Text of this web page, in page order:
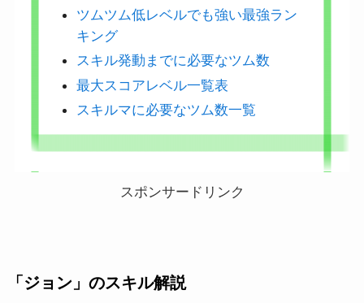
ツムツム低レベルでも強い最強ラン
キング
スキル発動までに必要なツム数
最大スコアレベル一覧表
スキルマに必要なツム数一覧
スポンサードリンク
「ジョン」のスキル解説